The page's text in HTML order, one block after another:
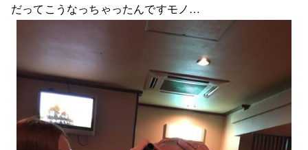
だってこうなっちゃったんですモノ…